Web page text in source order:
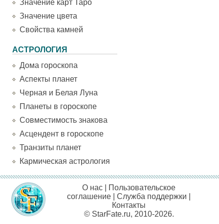
Значение карт Таро
Значение цвета
Свойства камней
АСТРОЛОГИЯ
Дома гороскопа
Аспекты планет
Черная и Белая Луна
Планеты в гороскопе
Совместимость знакова
Асцендент в гороскопе
Транзиты планет
Кармическая астрология
О нас
Пользовательское
соглашение |Служба поддержки
Контакты
© StarFate.ru, 2010-2026.